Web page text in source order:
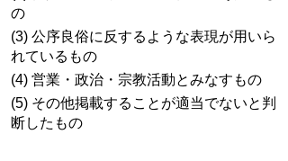
の
(3) 公序良俗に反するような表現が用いら
れているもの
(4) 営業・政治・宗教活動とみなすもの
(5) その他掲載することが適当でないと判
断したもの